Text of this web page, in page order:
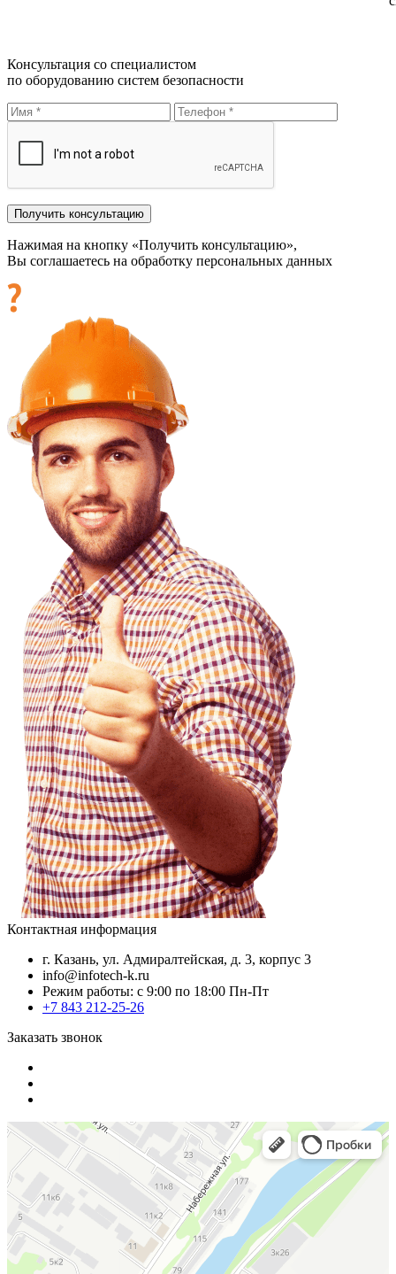
Консультация со специалистом
по оборудованию систем безопасности
Нажимая на кнопку «Получить консультацию»,
Вы соглашаетесь на обработку персональных данных
Контактная информация
г. Казань, ул. Адмиралтейская, д. 3, корпус 3
info@infotech-k.ru
Режим работы: с 9:00 по 18:00 Пн-Пт
+7 843 212-25-26
Заказать звонок